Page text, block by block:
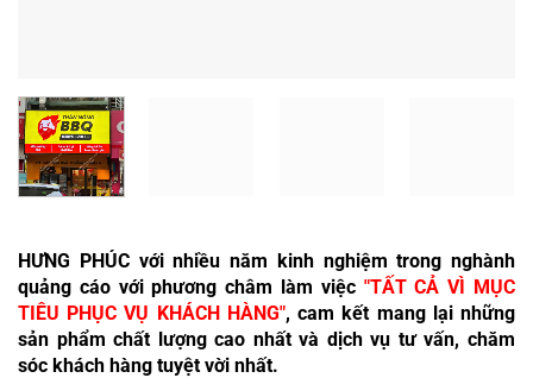
HƯNG PHÚC với nhiều năm kinh nghiệm trong nghành
quảng cáo với phương châm làm việc "TẤT CẢ VÌ MỤC
TIÊU PHỤC VỤ KHÁCH HÀNG", cam kết mang lại những
sản phẩm chất lượng cao nhất và dịch vụ tư vấn, chăm
sóc khách hàng tuyệt vời nhất.